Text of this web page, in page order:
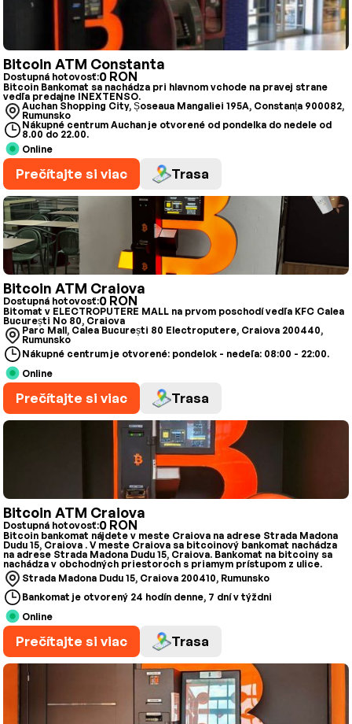
Bitcoin ATM Constanta
Dostupná hotovosť:0 RON
Bitcoin Bankomat sa nachádza pri hlavnom vchode na pravej strane
vedľa predajne INEXTENSO.
Auchan Shopping City, Șoseaua Mangaliei 195A, Constanța 900082,
Rumunsko
Nákupné centrum Auchan je otvorené od pondelka do nedele od
8.00 do 22.00.
Online
Prečítajte si viac Trasa
Bitcoin ATM Craiova
Dostupná hotovosť:0 RON
Bitomat v ELECTROPUTERE MALL na prvom poschodí vedľa KFC Calea
București No 80, Craiova
Parc Mall, Calea București 80 Electroputere, Craiova 200440,
Rumunsko
Nákupné centrum je otvorené: pondelok - nedeľa: 08:00 - 22:00.
Online
Prečítajte si viac Trasa
Bitcoin ATM Craiova
Dostupná hotovosť:0 RON
Bitcoin bankomat nájdete v meste Craiova na adrese Strada Madona
Dudu 15, Craiova . V meste Craiova sa bitcoinový bankomat nachádza
na adrese Strada Madona Dudu 15, Craiova. Bankomat na bitcoiny sa
nachádza v obchodných priestoroch s priamym prístupom z ulice.
Strada Madona Dudu 15, Craiova 200410, Rumunsko
Bankomat je otvorený 24 hodín denne, 7 dní v týždni
Online
Prečítajte si viac Trasa